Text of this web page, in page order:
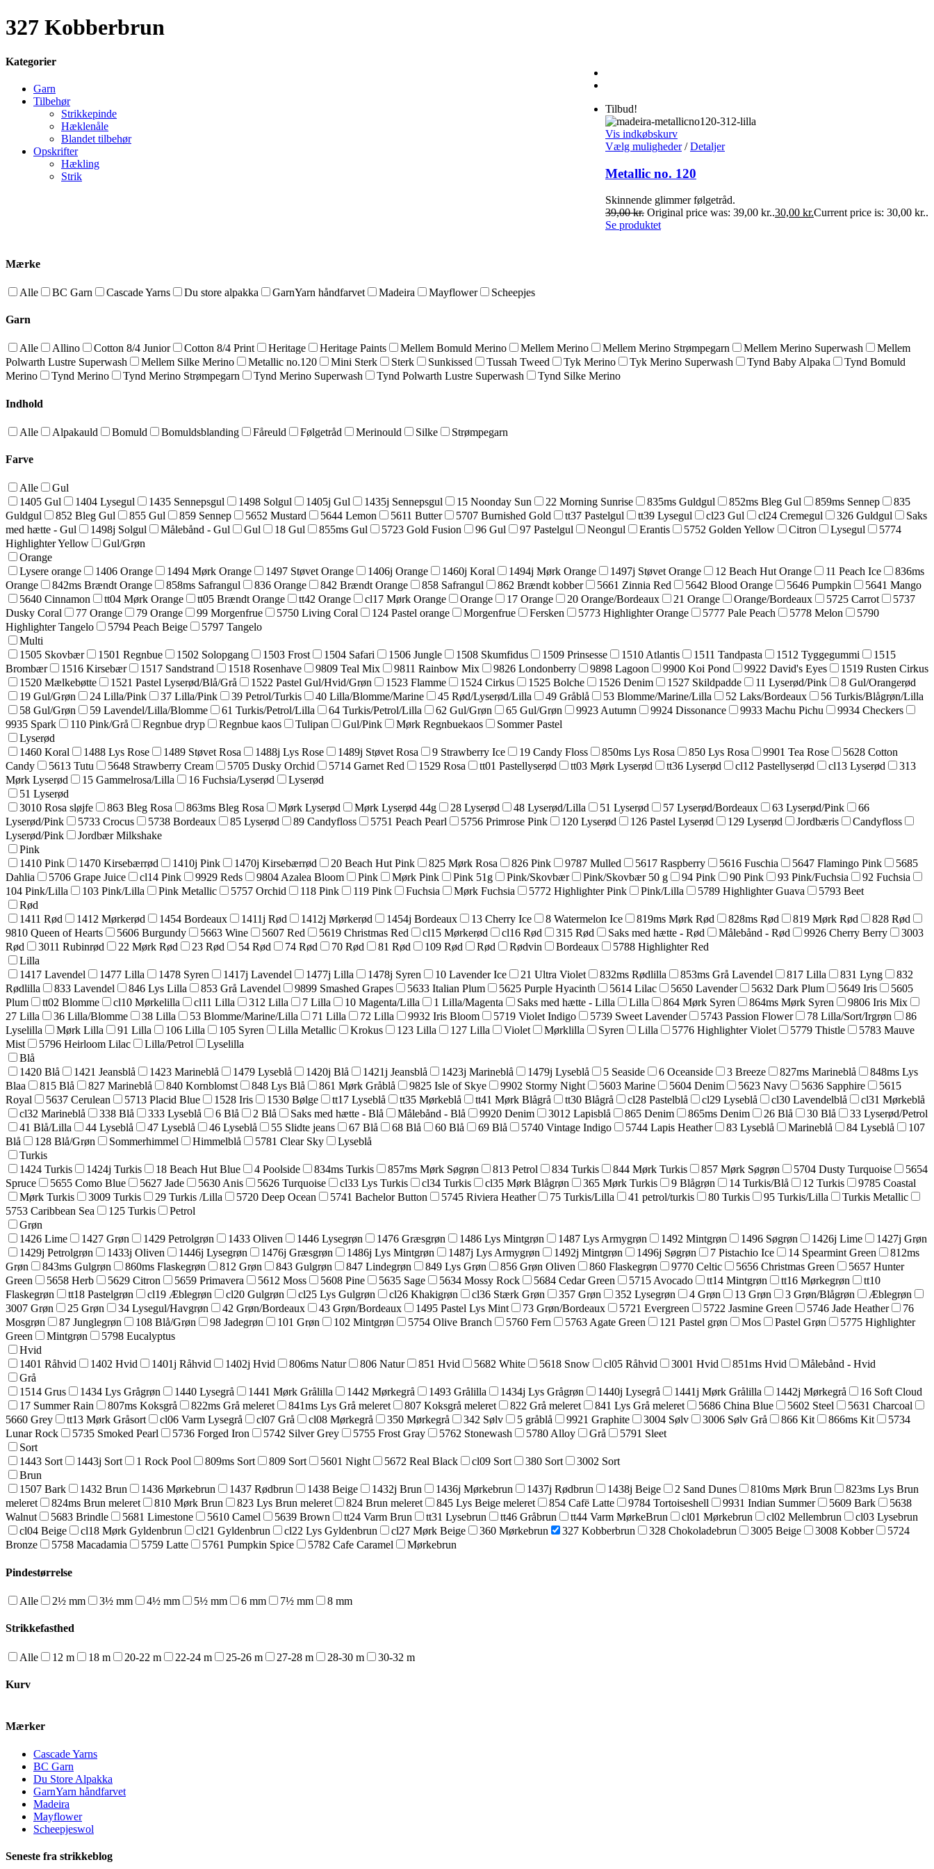
327 Kobberbrun
Tilbud!
Vis indkøbskurv
Vælg muligheder/ Detaljer
Metallic no. 120
Skinnende glimmer følgetråd.
39,00kr. Original price was: 39,00 kr..30,00 kr.Current price is: 30,00 kr..
Se produktet
Mærke
Alle BC Garn Cascade Yarns Du store alpakka GarnYarn håndfarvet Madeira Mayflower Scheepjes
Garn
Alle Allino Cotton 8/4 Junior Cotton 8/4 Print Heritage Heritage Paints Mellem Bomuld Merino Mellem Merino Mellem Merino Strømpegarn Mellem Merino Superwash
Mellem
Polwarth Lustre Superwash
Mellem Silke Merino Metallic no.120 Mini Sterk Sterk Sunkissed Tussah Tweed Tyk Merino Tyk Merino Superwash Tynd Baby Alpaka
Tynd Bomuld
Merino
Tynd Merino Tynd Merino Strømpegarn Tynd Merino Superwash Tynd Polwarth Lustre Superwash Tynd Silke Merino
Indhold
Alle Alpakauld Bomuld Bomuldsblanding Fåreuld Følgetråd Merinould Silke Strømpegarn
Farve
Alle
Gul
1405 Gul
1404 Lysegul 1435 Sennepsgul 1498 Solgul 1405j Gul 1435j Sennepsgul 15 Noonday Sun 22 Morning Sunrise 835ms Guldgul 852ms Bleg Gul 859ms Sennep
835
Guldgul
852 Bleg Gul 855 Gul 859 Sennep 5652 Mustard 5644 Lemon 5611 Butter 5707 Burnished Gold tt37 Pastelgul tt39 Lysegul cl23 Gul cl24 Cremegul 326 Guldgul
Saks
med hætte - Gul
1498j Solgul Målebånd - Gul Gul 18 Gul 855ms Gul 5723 Gold Fusion 96 Gul 97 Pastelgul Neongul Erantis 5752 Golden Yellow Citron Lysegul
5774
Highlighter Yellow
Gul/Grøn
Orange
Lysere orange
1406 Orange 1494 Mørk Orange 1497 Støvet Orange 1406j Orange 1460j Koral 1494j Mørk Orange 1497j Støvet Orange 12 Beach Hut Orange 11 Peach Ice
836ms
Orange
842ms Brændt Orange 858ms Safrangul 836 Orange 842 Brændt Orange 858 Safrangul 862 Brændt kobber 5661 Zinnia Red 5642 Blood Orange 5646 Pumpkin
5641 Mango
5640 Cinnamon
tt04 Mørk Orange tt05 Brændt Orange tt42 Orange cl17 Mørk Orange Orange 17 Orange 20 Orange/Bordeaux 21 Orange Orange/Bordeaux 5725 Carrot
5737
Dusky Coral
77 Orange 79 Orange 99 Morgenfrue 5750 Living Coral 124 Pastel orange Morgenfrue Fersken 5773 Highlighter Orange 5777 Pale Peach 5778 Melon
5790
Highlighter Tangelo
5794 Peach Beige
5797 Tangelo
Multi
1505 Skovbær
1501 Regnbue 1502 Solopgang 1503 Frost 1504 Safari 1506 Jungle 1508 Skumfidus 1509 Prinsesse 1510 Atlantis 1511 Tandpasta 1512 Tyggegummi
1515
Brombær
1516 Kirsebær 1517 Sandstrand 1518 Rosenhave 9809 Teal Mix 9811 Rainbow Mix 9826 Londonberry 9898 Lagoon 9900 Koi Pond 9922 David's Eyes
1519 Rusten Cirkus
1520 Mælkebøtte
1521 Pastel Lyserød/Blå/Grå 1522 Pastel Gul/Hvid/Grøn 1523 Flamme 1524 Cirkus 1525 Bolche 1526 Denim 1527 Skildpadde 11 Lyserød/Pink
8 Gul/Orangerød
19 Gul/Grøn
24 Lilla/Pink 37 Lilla/Pink 39 Petrol/Turkis 40 Lilla/Blomme/Marine 45 Rød/Lyserød/Lilla 49 Gråblå 53 Blomme/Marine/Lilla 52 Laks/Bordeaux
56 Turkis/Blågrøn/Lilla
58 Gul/Grøn
59 Lavendel/Lilla/Blomme 61 Turkis/Petrol/Lilla 64 Turkis/Petrol/Lilla 62 Gul/Grøn 65 Gul/Grøn 9923 Autumn 9924 Dissonance 9933 Machu Pichu
9934 Checkers
9935 Spark
110 Pink/Grå Regnbue dryp Regnbue kaos Tulipan Gul/Pink Mørk Regnbuekaos
Sommer Pastel
Lyserød
1460 Koral
1488 Lys Rose 1489 Støvet Rosa 1488j Lys Rose 1489j Støvet Rosa 9 Strawberry Ice 19 Candy Floss 850ms Lys Rosa 850 Lys Rosa 9901 Tea Rose
5628 Cotton
Candy
5613 Tutu 5648 Strawberry Cream 5705 Dusky Orchid 5714 Garnet Red 1529 Rosa tt01 Pastellyserød tt03 Mørk Lyserød tt36 Lyserød cl12 Pastellyserød cl13 Lyserød
313
Mørk Lyserød
15 Gammelrosa/Lilla 16 Fuchsia/Lyserød
Lyserød
51 Lyserød
3010 Rosa sløjfe
863 Bleg Rosa 863ms Bleg Rosa Mørk Lyserød Mørk Lyserød 44g 28 Lyserød 48 Lyserød/Lilla 51 Lyserød 57 Lyserød/Bordeaux 63 Lyserød/Pink
66
Lyserød/Pink
5733 Crocus 5738 Bordeaux 85 Lyserød 89 Candyfloss 5751 Peach Pearl 5756 Primrose Pink 120 Lyserød 126 Pastel Lyserød 129 Lyserød Jordbæris
Candyfloss
Lyserød/Pink
Jordbær Milkshake
Pink
1410 Pink
1470 Kirsebærrød 1410j Pink 1470j Kirsebærrød 20 Beach Hut Pink 825 Mørk Rosa 826 Pink 9787 Mulled 5617 Raspberry 5616 Fuschia 5647 Flamingo Pink
5685
Dahlia
5706 Grape Juice cl14 Pink 9929 Reds 9804 Azalea Bloom Pink Mørk Pink Pink 51g Pink/Skovbær Pink/Skovbær 50 g 94 Pink 90 Pink 93 Pink/Fuchsia
92 Fuchsia
104 Pink/Lilla
103 Pink/Lilla Pink Metallic 5757 Orchid 118 Pink 119 Pink Fuchsia Mørk Fuchsia 5772 Highlighter Pink Pink/Lilla 5789 Highlighter Guava
5793 Beet
Rød
1411 Rød
1412 Mørkerød 1454 Bordeaux 1411j Rød 1412j Mørkerød 1454j Bordeaux 13 Cherry Ice 8 Watermelon Ice 819ms Mørk Rød 828ms Rød 819 Mørk Rød
828 Rød
9810 Queen of Hearts
5606 Burgundy 5663 Wine 5607 Red 5619 Christmas Red cl15 Mørkerød cl16 Rød 315 Rød Saks med hætte - Rød Målebånd - Rød 9926 Cherry Berry
3003
Rød
3011 Rubinrød 22 Mørk Rød 23 Rød 54 Rød 74 Rød 70 Rød 81 Rød 109 Rød Rød Rødvin Bordeaux
5788 Highlighter Red
Lilla
1417 Lavendel
1477 Lilla 1478 Syren 1417j Lavendel 1477j Lilla 1478j Syren 10 Lavender Ice 21 Ultra Violet 832ms Rødlilla 853ms Grå Lavendel 817 Lilla 831 Lyng
832
Rødlilla
833 Lavendel 846 Lys Lilla 853 Grå Lavendel 9899 Smashed Grapes 5633 Italian Plum 5625 Purple Hyacinth 5614 Lilac 5650 Lavender 5632 Dark Plum 5649 Iris
5605
Plum
tt02 Blomme cl10 Mørkelilla cl11 Lilla 312 Lilla 7 Lilla 10 Magenta/Lilla 1 Lilla/Magenta Saks med hætte - Lilla Lilla 864 Mørk Syren 864ms Mørk Syren
9806 Iris Mix
27 Lilla
36 Lilla/Blomme 38 Lilla 53 Blomme/Marine/Lilla 71 Lilla 72 Lilla 9932 Iris Bloom 5719 Violet Indigo 5739 Sweet Lavender 5743 Passion Flower 78 Lilla/Sort/Irgrøn
86
Lyselilla
Mørk Lilla 91 Lilla 106 Lilla 105 Syren Lilla Metallic Krokus 123 Lilla 127 Lilla Violet Mørklilla Syren Lilla 5776 Highlighter Violet 5779 Thistle
5783 Mauve
Mist
5796 Heirloom Lilac Lilla/Petrol
Lyselilla
Blå
1420 Blå
1421 Jeansblå 1423 Marineblå 1479 Lyseblå 1420j Blå 1421j Jeansblå 1423j Marineblå 1479j Lyseblå 5 Seaside 6 Oceanside 3 Breeze 827ms Marineblå
848ms Lys
Blaa
815 Blå 827 Marineblå 840 Kornblomst 848 Lys Blå 861 Mørk Gråblå 9825 Isle of Skye 9902 Stormy Night 5603 Marine 5604 Denim 5623 Navy 5636 Sapphire
5615
Royal
5637 Cerulean 5713 Placid Blue 1528 Iris 1530 Bølge tt17 Lyseblå tt35 Mørkeblå tt41 Mørk Blågrå tt30 Blågrå cl28 Pastelblå cl29 Lyseblå cl30 Lavendelblå
cl31 Mørkeblå
cl32 Marineblå
338 Blå 333 Lyseblå 6 Blå 2 Blå Saks med hætte - Blå Målebånd - Blå 9920 Denim 3012 Lapisblå 865 Denim 865ms Denim 26 Blå 30 Blå
33 Lyserød/Petrol
41 Blå/Lilla
44 Lyseblå 47 Lyseblå 46 Lyseblå 55 Slidte jeans 67 Blå 68 Blå 60 Blå 69 Blå 5740 Vintage Indigo 5744 Lapis Heather 83 Lyseblå Marineblå 84 Lyseblå
107
Blå
128 Blå/Grøn Sommerhimmel Himmelblå 5781 Clear Sky
Lyseblå
Turkis
1424 Turkis
1424j Turkis 18 Beach Hut Blue 4 Poolside 834ms Turkis 857ms Mørk Søgrøn 813 Petrol 834 Turkis 844 Mørk Turkis 857 Mørk Søgrøn 5704 Dusty Turquoise
5654
Spruce
5655 Como Blue 5627 Jade 5630 Anis 5626 Turquoise cl33 Lys Turkis cl34 Turkis cl35 Mørk Blågrøn 365 Mørk Turkis 9 Blågrøn 14 Turkis/Blå 12 Turkis
9785 Coastal
Mørk Turkis
3009 Turkis 29 Turkis /Lilla 5720 Deep Ocean 5741 Bachelor Button 5745 Riviera Heather 75 Turkis/Lilla 41 petrol/turkis 80 Turkis 95 Turkis/Lilla
Turkis Metallic
5753 Caribbean Sea
125 Turkis
Petrol
Grøn
1426 Lime
1427 Grøn 1429 Petrolgrøn 1433 Oliven 1446 Lysegrøn 1476 Græsgrøn 1486 Lys Mintgrøn 1487 Lys Armygrøn 1492 Mintgrøn 1496 Søgrøn 1426j Lime
1427j Grøn
1429j Petrolgrøn
1433j Oliven 1446j Lysegrøn 1476j Græsgrøn 1486j Lys Mintgrøn 1487j Lys Armygrøn 1492j Mintgrøn 1496j Søgrøn 7 Pistachio Ice 14 Spearmint Green
812ms
Grøn
843ms Gulgrøn 860ms Flaskegrøn 812 Grøn 843 Gulgrøn 847 Lindegrøn 849 Lys Grøn 856 Grøn Oliven 860 Flaskegrøn 9770 Celtic 5656 Christmas Green
5657 Hunter
Green
5658 Herb 5629 Citron 5659 Primavera 5612 Moss 5608 Pine 5635 Sage 5634 Mossy Rock 5684 Cedar Green 5715 Avocado tt14 Mintgrøn tt16 Mørkegrøn
tt10
Flaskegrøn
tt18 Pastelgrøn cl19 Æblegrøn cl20 Gulgrøn cl25 Lys Gulgrøn cl26 Khakigrøn cl36 Stærk Grøn 357 Grøn 352 Lysegrøn 4 Grøn 13 Grøn 3 Grøn/Blågrøn
Æblegrøn
3007 Grøn
25 Grøn 34 Lysegul/Havgrøn 42 Grøn/Bordeaux 43 Grøn/Bordeaux 1495 Pastel Lys Mint 73 Grøn/Bordeaux 5721 Evergreen 5722 Jasmine Green 5746 Jade Heather
76
Mosgrøn
87 Junglegrøn 108 Blå/Grøn 98 Jadegrøn 101 Grøn 102 Mintgrøn 5754 Olive Branch 5760 Fern 5763 Agate Green 121 Pastel grøn Mos Pastel Grøn
5775 Highlighter
Green
Mintgrøn
5798 Eucalyptus
Hvid
1401 Råhvid
1402 Hvid 1401j Råhvid 1402j Hvid 806ms Natur 806 Natur 851 Hvid 5682 White 5618 Snow cl05 Råhvid 3001 Hvid 851ms Hvid
Målebånd - Hvid
Grå
1514 Grus
1434 Lys Grågrøn 1440 Lysegrå 1441 Mørk Grålilla 1442 Mørkegrå 1493 Grålilla 1434j Lys Grågrøn 1440j Lysegrå 1441j Mørk Grålilla 1442j Mørkegrå
16 Soft Cloud
17 Summer Rain
807ms Koksgrå 822ms Grå meleret 841ms Lys Grå meleret 807 Koksgrå meleret 822 Grå meleret 841 Lys Grå meleret 5686 China Blue 5602 Steel
5631 Charcoal
5660 Grey
tt13 Mørk Gråsort cl06 Varm Lysegrå cl07 Grå cl08 Mørkegrå 350 Mørkegrå 342 Sølv 5 gråblå 9921 Graphite 3004 Sølv 3006 Sølv Grå 866 Kit 866ms Kit
5734
Lunar Rock
5735 Smoked Pearl 5736 Forged Iron 5742 Silver Grey 5755 Frost Gray 5762 Stonewash 5780 Alloy Grå
5791 Sleet
Sort
1443 Sort
1443j Sort 1 Rock Pool 809ms Sort 809 Sort 5601 Night 5672 Real Black cl09 Sort 380 Sort
3002 Sort
Brun
1507 Bark
1432 Brun 1436 Mørkebrun 1437 Rødbrun 1438 Beige 1432j Brun 1436j Mørkebrun 1437j Rødbrun 1438j Beige 2 Sand Dunes 810ms Mørk Brun
823ms Lys Brun
meleret
824ms Brun meleret 810 Mørk Brun 823 Lys Brun meleret 824 Brun meleret 845 Lys Beige meleret 854 Cafë Latte 9784 Tortoiseshell 9931 Indian Summer 5609 Bark
5638
Walnut
5683 Brindle 5681 Limestone 5610 Camel 5639 Brown tt24 Varm Brun tt31 Lysebrun tt46 Gråbrun tt44 Varm MørkeBrun cl01 Mørkebrun cl02 Mellembrun
cl03 Lysebrun
cl04 Beige
cl18 Mørk Gyldenbrun cl21 Gyldenbrun cl22 Lys Gyldenbrun cl27 Mørk Beige 360 Mørkebrun 327 Kobberbrun 328 Chokoladebrun 3005 Beige 3008 Kobber
5724
Bronze
5758 Macadamia 5759 Latte 5761 Pumpkin Spice 5782 Cafe Caramel Mørkebrun
Pindestørrelse
Alle 2½ mm 3½ mm 4½ mm 5½ mm 6 mm 7½ mm 8 mm
Strikkefasthed
Alle 12 m 18 m 20-22 m 22-24 m 25-26 m 27-28 m 28-30 m 30-32 m
Kurv
Kategorier
Garn
Tilbehør
Strikkepinde
Hæklenåle
Blandet tilbehør
Opskrifter
Hækling
Strik
Mærker
Cascade Yarns
BC Garn
Du Store Alpakka
GarnYarn håndfarvet
Madeira
Mayflower
Scheepjeswol
Seneste fra strikkeblog